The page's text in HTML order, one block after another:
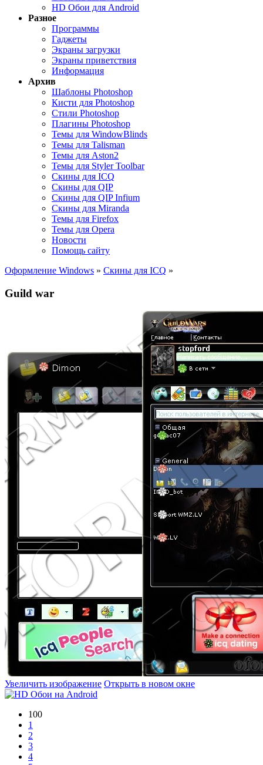
HD Обои для Android
Разное
Программы
Гаджеты
Экраны загрузки
Экраны приветствия
Информация
Архив
Шаблоны Photoshop
Кисти для Photoshop
Стили Photoshop
Плагины Photoshop
Темы для WindowBlinds
Темы для Talisman
Темы для Aston2
Темы для Styler Toolbar
Скины для ICQ
Скины для QIP
Скины для QIP Infium
Скины для Miranda
Темы для Firefox
Темы для Opera
Новости
Помощь сайту
Оформление Windows » Скины для ICQ »
Guild war
Увеличить изображение Открыть в новом окне
100
1
2
3
4